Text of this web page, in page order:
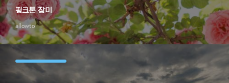
allowto
핑크톤 장미